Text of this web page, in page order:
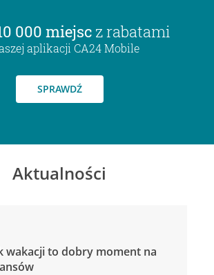
000 miejsc z rabatami
aplikacji CA24 Mobile
SPRAWDŹ
Aktualności
wakacji to dobry moment na